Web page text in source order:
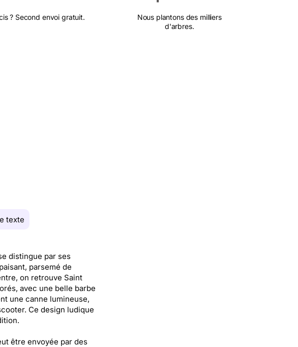
? Second envoi gratuit.
Nous plantons des milliers
d'arbres.
texte
distingue par ses
parsemé de
on retrouve Saint
avec une belle barbe
une canne lumineuse,
Ce design ludique
être envoyée par des